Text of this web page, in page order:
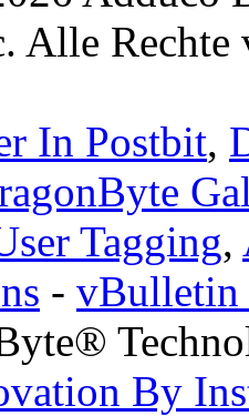
Alle Rechte
In Postbit,
Tagging,
- vBulletin
By